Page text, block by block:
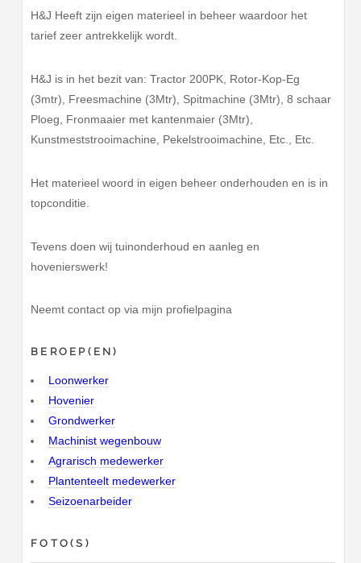
H&J Heeft zijn eigen materieel in beheer waardoor het
tarief zeer antrekkelijk wordt.
H&J is in het bezit van: Tractor 200PK, Rotor-Kop-Eg
(3mtr), Freesmachine (3Mtr), Spitmachine (3Mtr), 8 schaar
Ploeg, Fronmaaier met kantenmaier (3Mtr),
Kunstmeststrooimachine, Pekelstrooimachine, Etc., Etc.
Het materieel woord in eigen beheer onderhouden en is in
topconditie.
Tevens doen wij tuinonderhoud en aanleg en
hovenierswerk!
Neemt contact op via mijn profielpagina
BEROEP(EN)
Loonwerker
Hovenier
Grondwerker
Machinist wegenbouw
Agrarisch medewerker
Plantenteelt medewerker
Seizoenarbeider
FOTO(S)